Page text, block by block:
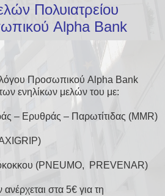
Πολυιατρείου
Alpha Bank
Προσωπικού Alpha Bank
ενηλίκων μελών του με:
– Ερυθράς – Παρωτίτιδας (MMR)
(PNEUMO, PREVENAR)
στα 5€ για τη